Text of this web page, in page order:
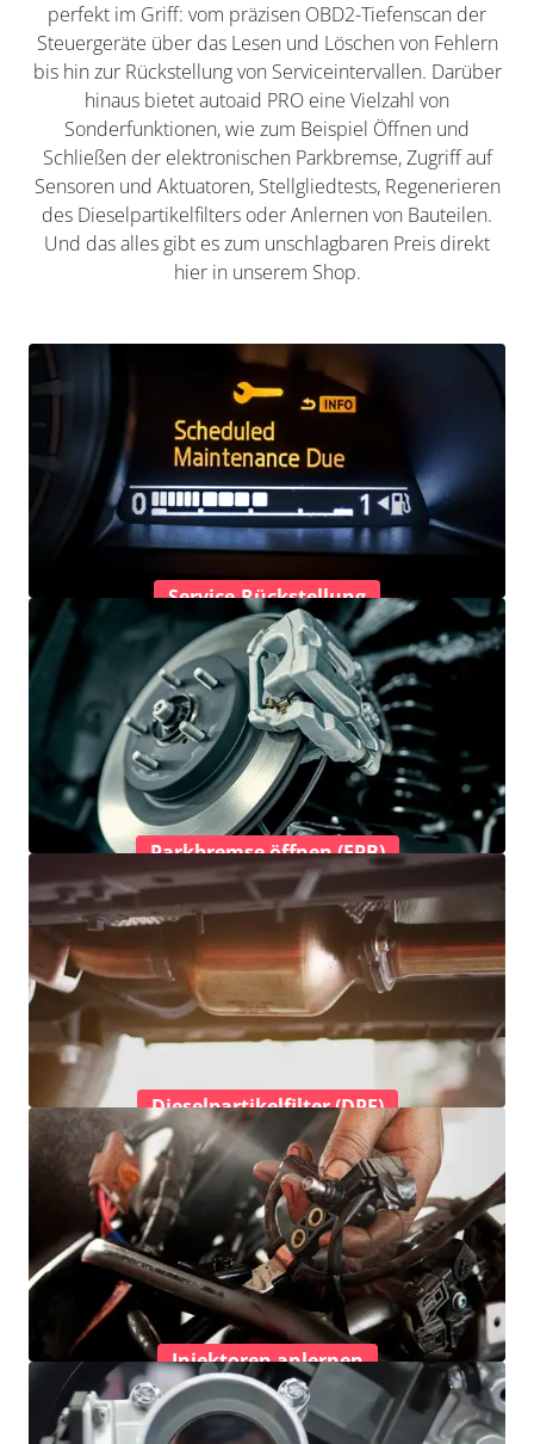
perfekt im Griff: vom präzisen OBD2-Tiefenscan der
Steuergeräte über das Lesen und Löschen von Fehlern
bis hin zur Rückstellung von Serviceintervallen. Darüber
hinaus bietet autoaid PRO eine Vielzahl von
Sonderfunktionen, wie zum Beispiel Öffnen und
Schließen der elektronischen Parkbremse, Zugriff auf
Sensoren und Aktuatoren, Stellgliedtests, Regenerieren
des Dieselpartikelfilters oder Anlernen von Bauteilen.
Und das alles gibt es zum unschlagbaren Preis direkt
hier in unserem Shop.
Service-Rückstellung
Parkbremse öffnen (EPB)
Dieselpartikelfilter (DPF)
Injektoren anlernen